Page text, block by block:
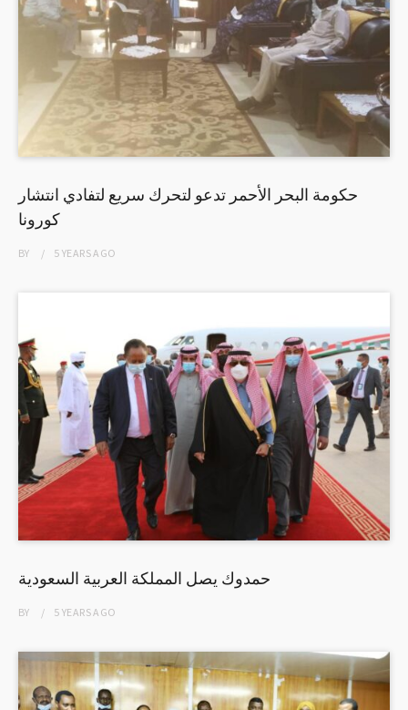
حكومة البحر الأحمر تدعو لتحرك سريع لتفادي انتشار
كورونا
BY 5 YEARSAGO
حمدوك يصل المملكة العربية السعودية
BY 5 YEARSAGO